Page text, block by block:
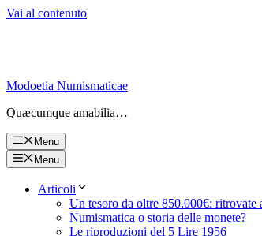
Vai al contenuto
Modoetia Numismaticae
Quæcumque amabilia…
Menu
Menu
Articoli
Un tesoro da oltre 850.000€: ritrovate
Numismatica o storia delle monete?
Le riproduzioni del 5 Lire 1956